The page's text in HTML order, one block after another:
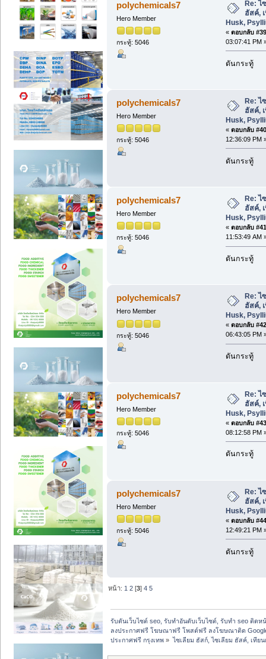
polychemicals7
Hero Member
กระทู้: 5046
Re: ไ
ฮัสค์,
Husk,
« ตอบกลับ
03:07:41 PM
ดันกระทู้
polychemicals7
Hero Member
กระทู้: 5046
Re: ไ
ฮัสค์,
Husk,
« ตอบกลับ
12:36:09 PM
ดันกระทู้
polychemicals7
Hero Member
กระทู้: 5046
Re: ไ
ฮัสค์,
Husk,
« ตอบกลับ
11:53:49 AM
ดันกระทู้
polychemicals7
Hero Member
กระทู้: 5046
Re: ไ
ฮัสค์,
Husk,
« ตอบกลับ
06:43:05 PM
ดันกระทู้
polychemicals7
Hero Member
กระทู้: 5046
Re: ไ
ฮัสค์,
Husk,
« ตอบกลับ
08:12:58 PM
ดันกระทู้
polychemicals7
Hero Member
กระทู้: 5046
Re: ไ
ฮัสค์,
Husk,
« ตอบกลับ
12:49:21 PM
ดันกระทู้
หน้า: 1 2 [3]4 5
รับดันเว็บไซต์ seo, รับทำอันดับเว็บไซต์, รับทำ seo ติดห
ลงประกาศฟรี โฆษณาฟรี โพสต์ฟรี ลงโฆษณาติด
ประกาศฟรี กรุงเทพ » ไซเลียม ฮัสก์, ไซเลียม ฮัสค์, เทีย